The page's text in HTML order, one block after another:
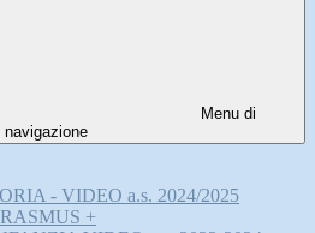
Menu di
navigazione
- VIDEO a.s. 2024/2025
+